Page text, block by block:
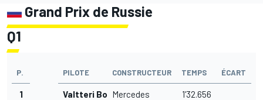
Grand Prix de Russie
Q1
P. PILOTE CONSTRUCTEUR TEMPS ÉCART
1 Valtteri BottasMercedes 1'32.656